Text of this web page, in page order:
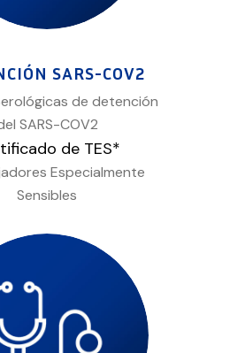
SARS-COV2
de detención
SARS-COV2
de TES*
Especialmente
Sensibles